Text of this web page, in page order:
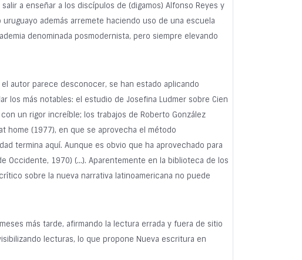
a enseñar a los discípulos de (digamos) Alfonso Reyes y
además arremete haciendo uso de una escuela
denominada posmodernista, pero siempre elevando
autor parece desconocer, se han estado aplicando
los más notables: el estudio de Josefina Ludmer sobre Cien
un rigor increíble; los trabajos de Roberto González
home (1977), en que se aprovecha el método
termina aquí. Aunque es obvio que ha aprovechado para
Occidente, 1970) (…). Aparentemente en la biblioteca de los
sobre la nueva narrativa latinoamericana no puede
más tarde, afirmando la lectura errada y fuera de sitio
lecturas, lo que propone Nueva escritura en